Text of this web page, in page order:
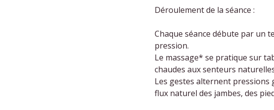
Déroulement de la séance :
Chaque séance débute par un
pression.
Le massage* se pratique sur
chaudes aux senteurs
Les gestes alternent pressions
flux naturel des jambes, des